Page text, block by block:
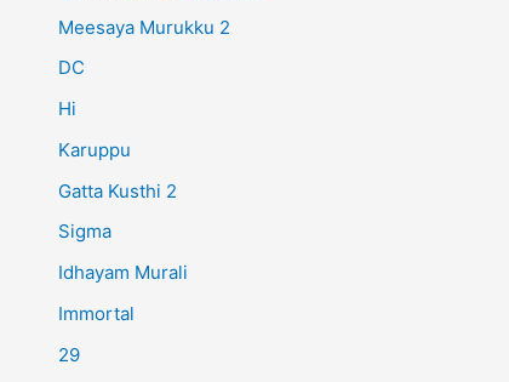
o
r
:
Meesaya Murukku 2
DC
Hi
Karuppu
Gatta Kusthi 2
Sigma
Idhayam Murali
Immortal
29